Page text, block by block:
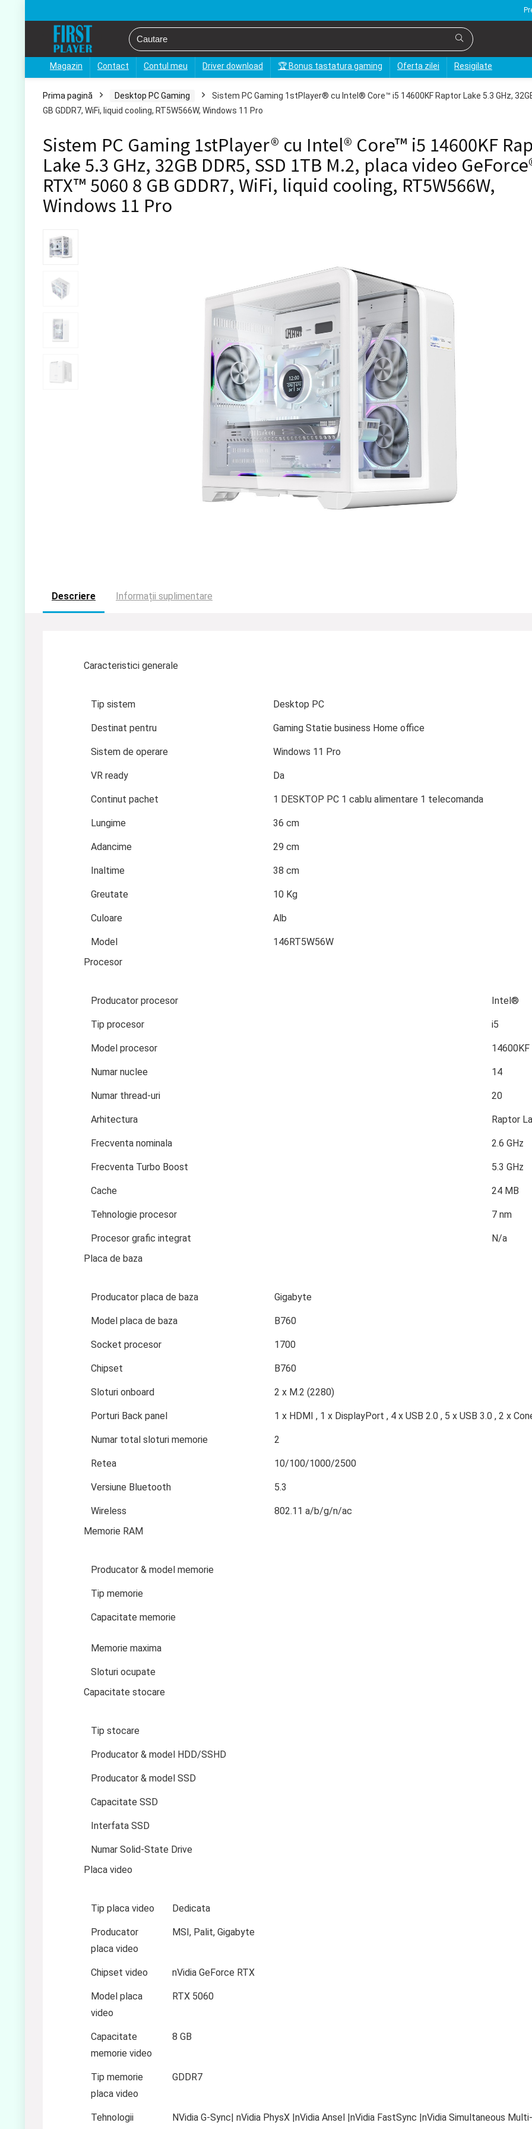
Magazin Contact Contul meu Driver download 🏆 Bonus tastatura gaming Oferta zilei Resigilate
Prima pagină Desktop PC Gaming
Sistem PC Gaming 1stPlayer® cu Intel® Core™ i5 14600KF Raptor Lake 5.3 GHz,
GB GDDR7, WiFi, liquid cooling, RT5W566W, Windows 11 Pro
Sistem PC Gaming 1stPlayer® cu Intel® Core™ i5 14600KF
Lake 5.3 GHz, 32GB DDR5, SSD 1TB M.2, placa video
RTX™ 5060 8 GB GDDR7, WiFi, liquid cooling, RT5W566W,
Windows 11 Pro
Descriere Informații suplimentare
Caracteristici generale
Tip sistem Desktop PC
Destinat pentru Gaming Statie business Home office
Sistem de operare Windows 11 Pro
VR ready Da
Continut pachet 1 DESKTOP PC 1 cablu alimentare 1 telecomanda
Lungime 36 cm
Adancime 29 cm
Inaltime 38 cm
Greutate 10 Kg
Culoare Alb
Model
146RT5W56W
Procesor
Producator procesor Intel®
Tip procesor i5
Model procesor 14600KF
Numar nuclee 14
Numar thread-uri 20
Arhitectura Raptor
Frecventa nominala 2.6 GHz
Frecventa Turbo Boost 5.3 GHz
Cache 24 MB
Tehnologie procesor 7 nm
Procesor grafic integrat
N/a
Placa de baza
Producator placa de baza Gigabyte
Model placa de baza B760
Socket procesor 1700
Chipset B760
Sloturi onboard 2 x M.2 (2280)
Porturi Back panel 1 x HDMI , 1 x DisplayPort , 4 x USB 2.0 , 5 x USB 3.0 , 2 x
Numar total sloturi memorie 2
Retea 10/100/1000/2500
Versiune Bluetooth 5.3
Wireless
802.11 a/b/g/n/ac
Memorie RAM
Producator & model memorie
Tip memorie
Capacitate memorie
Memorie maxima
Sloturi ocupate
Capacitate stocare
Tip stocare
Producator & model HDD/SSHD
Producator & model SSD
Capacitate SSD
Interfata SSD
Numar Solid-State Drive
Placa video
Tip placa video Dedicata
Producator
placa video
MSI, Palit, Gigabyte
Chipset video nVidia GeForce RTX
Model placa
video
RTX 5060
Capacitate
memorie video
8 GB
Tip memorie
placa video
GDDR7
Tehnologii
NVidia G-Sync| nVidia PhysX |nVidia Ansel |nVidia FastSync |nVidia Simultaneous